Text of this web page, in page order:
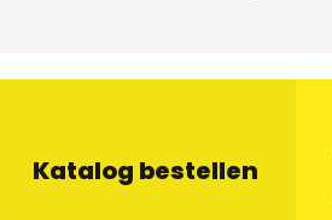
Katalog bestellen